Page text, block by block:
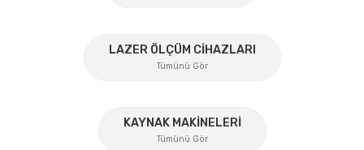
Ürün fiyatı diğer sitelerden daha pahalı.
LAZER ÖLÇÜM CİHAZLARI
Tümünü Gör
KAYNAK MAKİNELERİ
Tümünü Gör